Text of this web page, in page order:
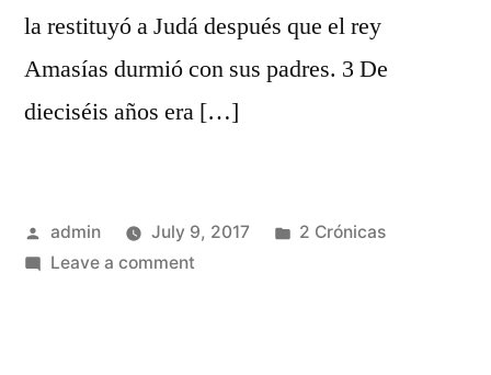
la restituyó a Judá después que el rey
Amasías durmió con sus padres. 3 De
dieciséis años era […]
Posted
by
admin July 9, 2017
Posted
2 Crónicas
Leave a commenton